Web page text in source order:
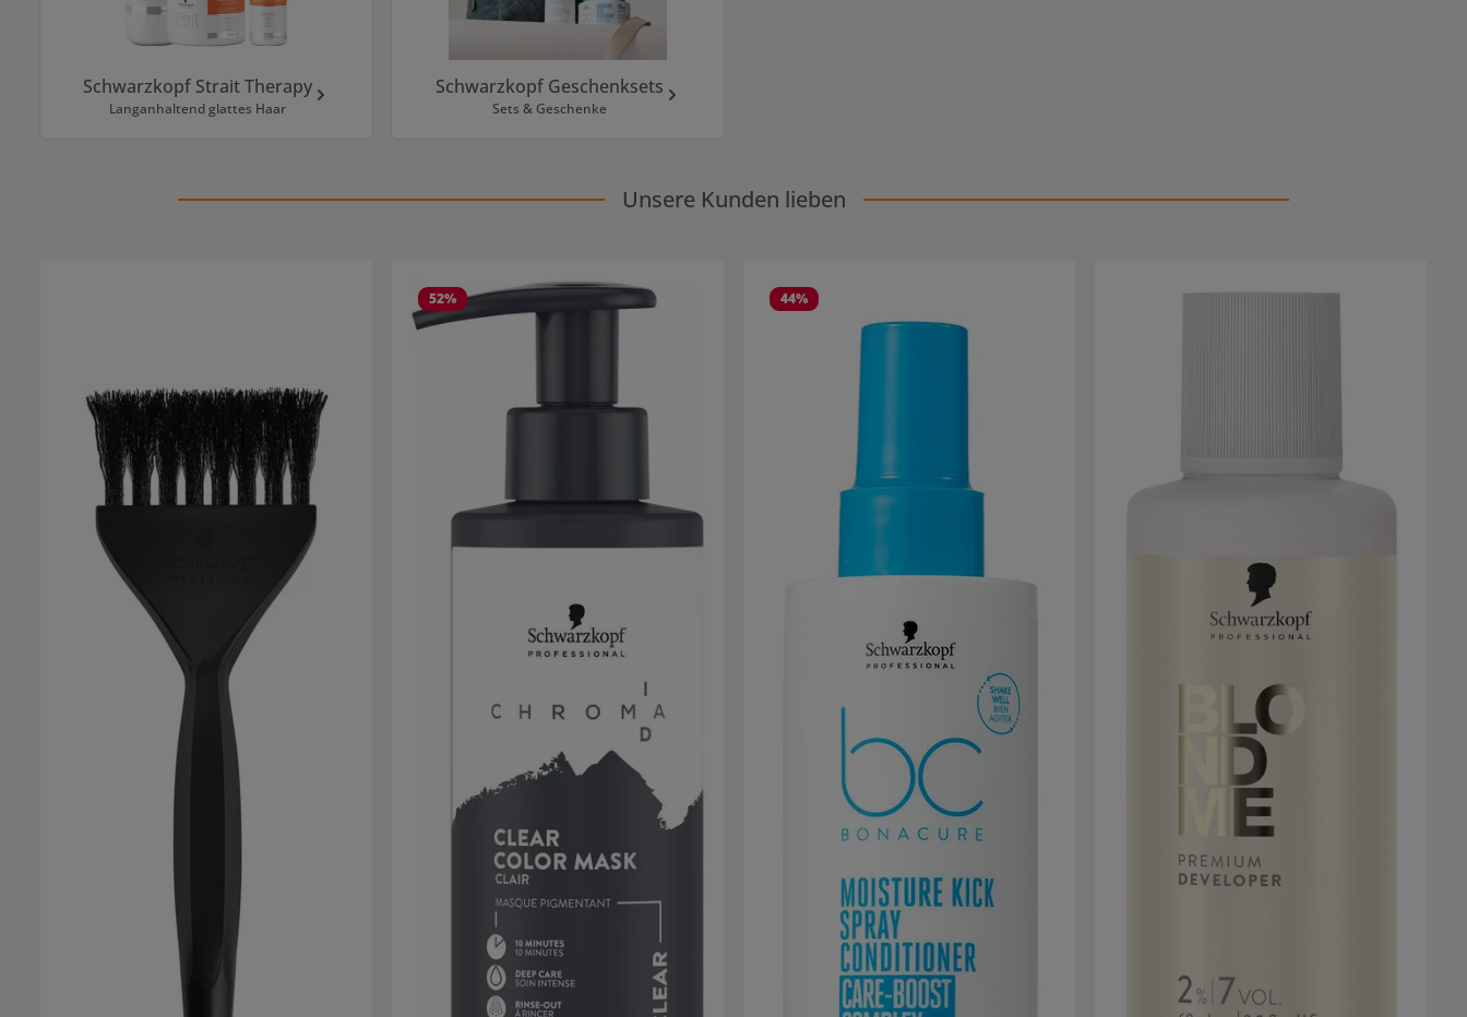
Schwarzkopf Strait Therapy
Langanhaltend glattes Haar
Schwarzkopf Geschenksets
Sets & Geschenke
Unsere Kunden lieben
52% 44%